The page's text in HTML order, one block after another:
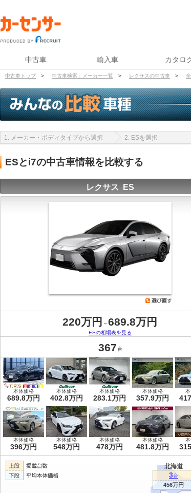
中古車 輸入車 カタロ
中古車トップ > 中古車検索：メーカー一覧 > レクサスの中古車 >
1. メーカー・ボディタイプから選択 2. ESを選択
ESとi7の中古車情報を比較する
レクサス ES
220万円 ～689.8万円
ESの相場表を見る
367 台
本体価格
689.8万円
本体価格
402.8万円
本体価格
283.1万円
本体価格
357.9万円
本体価格
396万円
本体価格
548万円
本体価格
478万円
本体価格
481.8万円
北海道
3台
456万円